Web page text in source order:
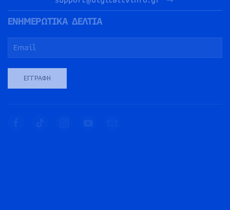
ΕΝΗΜΕΡΩΤΙΚΑ ΔΕΛΤΙΑ
ΕΓΓΡΑΦΉ